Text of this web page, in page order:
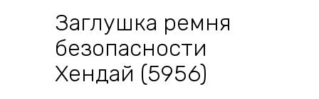
Заглушка ремня
безопасности
Хендай (5956)